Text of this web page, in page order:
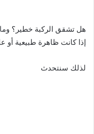
هل تشقق الركبة خطير؟
إذا كانت ظاهرة طبيعية أو
لذلك سنتحدث